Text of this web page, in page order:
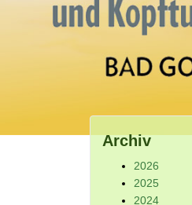
Archiv
2026
2025
2024